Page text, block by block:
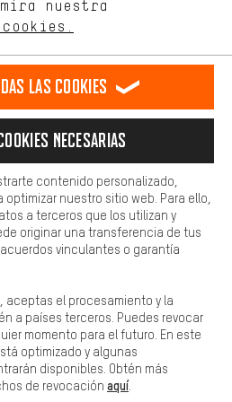
Deutsch
de Aquisgrán
de datos Condiciones Generales
Reciclaje de baterias
cookies Ajusta el contraste
son en euros e sin MwSt, más
aEstados Unidos.
nuestra
creamos enlaces a plataformas de redes
proporcionarle más contenido e
a encontrar los productos adecuados.
y sencilla.
que puedas usar nuestro sitio web.
las cookies
necesarias
contenido personalizado,
nuestro sitio web. Para ello,
a terceros que los utilizan y
originar una transferencia de tus
vinculantes o garantía
, aceptas el procesamiento y la
a países terceros. Puedes revocar
momento para el futuro. En este
optimizado y algunas
disponibles. Obtén más
de revocación aquí.